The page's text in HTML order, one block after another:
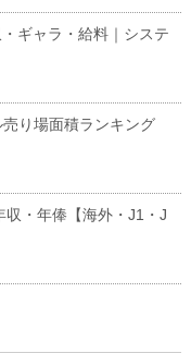
ギャラ・給料｜システ
り場面積ランキング
・年俸【海外・J1・J